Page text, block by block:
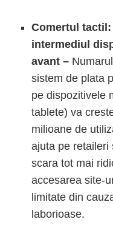
Comertul
intermediul
avant –
sistem de plata
pe dispozitivele
tablete) va
milioane de
ajuta pe retaileri
scara tot mai
accesarea site-
limitate din
laborioase.